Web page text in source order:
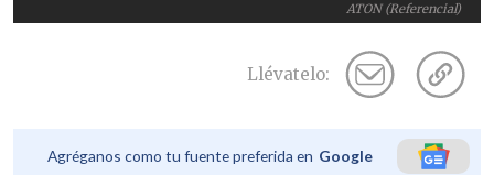
ATON (Referencial)
Llévatelo:
Agréganos como tu fuente preferida en Google